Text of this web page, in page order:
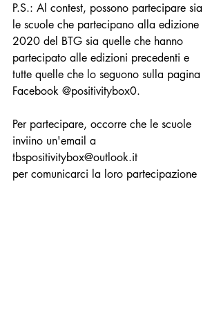
P.S.: Al contest, possono partecipare sia
le scuole che partecipano alla edizione
2020 del BTG sia quelle che hanno
partecipato alle edizioni precedenti e
tutte quelle che lo seguono sulla pagina
Facebook @positivitybox0.
Per partecipare, occorre che le scuole
inviino un'email a
tbspositivitybox@outlook.it
per comunicarci la loro partecipazione